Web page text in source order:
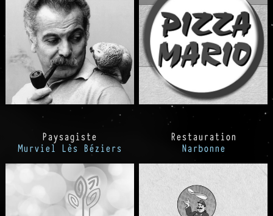
Paysagiste
Murviel Lès Béziers
Restauration
Narbonne